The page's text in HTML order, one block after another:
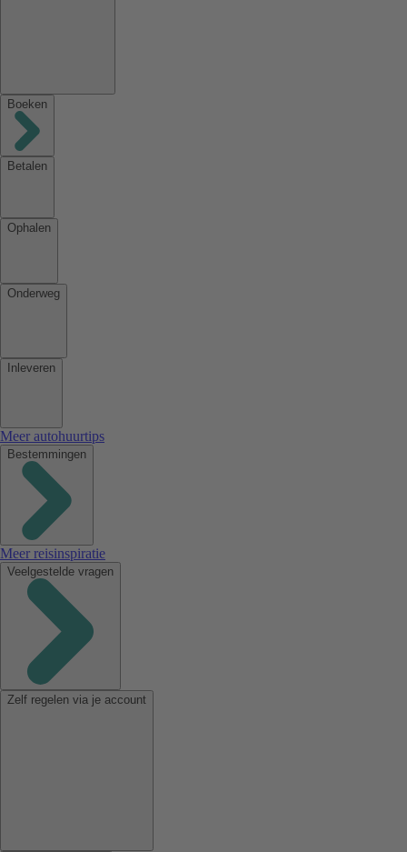
Boeken
Betalen
Ophalen
Onderweg
Inleveren
Meer autohuurtips
Bestemmingen
Meer reisinspiratie
Veelgestelde vragen
Zelf regelen via je account